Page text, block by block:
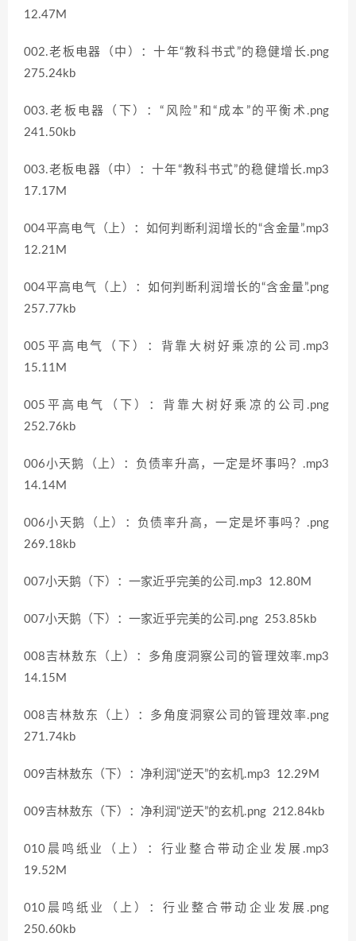
12.47M
002.老板电器（中）：十年“教科书式”的稳健增长.png
275.24kb
003.老板电器（下）：“风险”和“成本”的平衡术.png
241.50kb
003.老板电器（中）：十年“教科书式”的稳健增长.mp3
17.17M
004平高电气（上）：如何判断利润增长的“含金量”.mp3
12.21M
004平高电气（上）：如何判断利润增长的“含金量”.png
257.77kb
005平高电气（下）：背靠大树好乘凉的公司.mp3
15.11M
005平高电气（下）：背靠大树好乘凉的公司.png
252.76kb
006小天鹅（上）：负债率升高，一定是坏事吗？.mp3
14.14M
006小天鹅（上）：负债率升高，一定是坏事吗？.png
269.18kb
007小天鹅（下）：一家近乎完美的公司.mp3 12.80M
007小天鹅（下）：一家近乎完美的公司.png 253.85kb
008吉林敖东（上）：多角度洞察公司的管理效率.mp3
14.15M
008吉林敖东（上）：多角度洞察公司的管理效率.png
271.74kb
009吉林敖东（下）：净利润“逆天”的玄机.mp3 12.29M
009吉林敖东（下）：净利润“逆天”的玄机.png 212.84kb
010晨鸣纸业（上）：行业整合带动企业发展.mp3
19.52M
010晨鸣纸业（上）：行业整合带动企业发展.png
250.60kb